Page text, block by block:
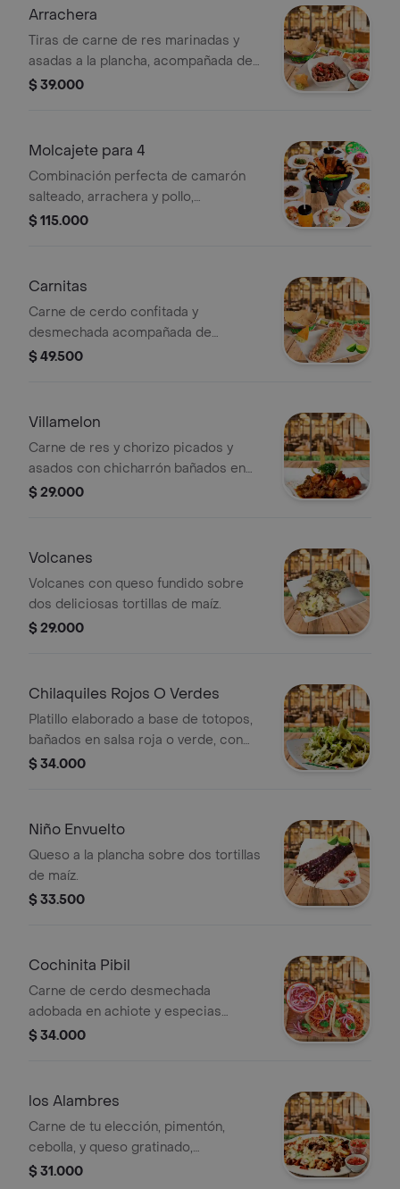
Arrachera
Tiras de carne de res marinadas y
asadas a la plancha, acompañada de
verduras, guacamole y 4 tortillas de
$ 39.000
Molcajete para 4
Combinación perfecta de camarón
salteado, arrachera y pollo,
acompañados de salsa tatemada y
$ 115.000
Carnitas
Carne de cerdo confitada y
desmechada acompañada de
guacamole, totopos y 4 tortillas para
$ 49.500
Villamelon
Carne de res y chorizo picados y
asados con chicharrón bañados en
salsa roja picante, sobre dos tortillas
$ 29.000
Volcanes
Volcanes con queso fundido sobre
dos deliciosas tortillas de maíz.
$ 29.000
Chilaquiles Rojos O Verdes
Platillo elaborado a base de totopos,
bañados en salsa roja o verde, con
pollo desmechado, crema de leche y
$ 34.000
Niño Envuelto
Queso a la plancha sobre dos tortillas
de maíz.
$ 33.500
Cochinita Pibil
Carne de cerdo desmechada
adobada en achiote y especias
acompañada con cebollitas moradas
$ 34.000
los Alambres
Carne de tu elección, pimentón,
cebolla, y queso gratinado,
acompañado con 4 tortillas de maíz
$ 31.000